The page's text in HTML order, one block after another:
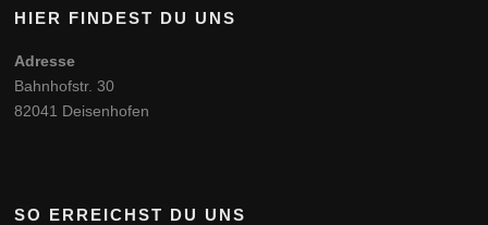
HIER FINDEST DU UNS
Adresse
Bahnhofstr. 30
82041 Deisenhofen
SO ERREICHST DU UNS